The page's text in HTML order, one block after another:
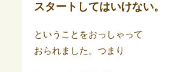
スタートしてはいけない。
ということをおっしゃって
おられました。つまり